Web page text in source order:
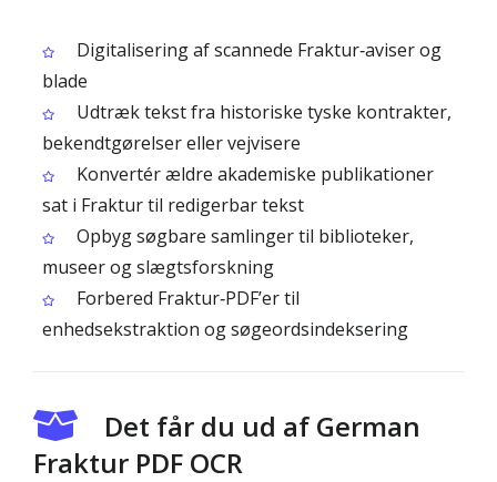
Digitalisering af scannede Fraktur‑aviser og
blade
Udtræk tekst fra historiske tyske kontrakter,
bekendtgørelser eller vejvisere
Konvertér ældre akademiske publikationer
sat i Fraktur til redigerbar tekst
Opbyg søgbare samlinger til biblioteker,
museer og slægtsforskning
Forbered Fraktur‑PDF’er til
enhedsekstraktion og søgeordsindeksering
Det får du ud af German
Fraktur PDF OCR